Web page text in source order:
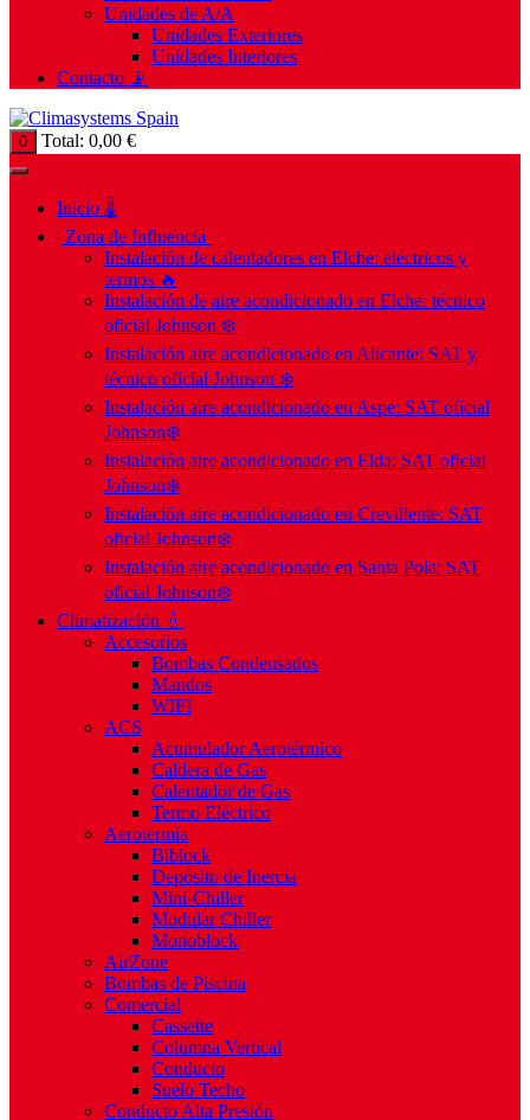
Unidades de A/A
Unidades Exteriores
Unidades Interiores
Contacto 📡
0 Total: 0,00 €
Inicio 🌡️
| Zona de Influencia |
Instalación de calentadores en Elche: eléctricos y
termos 🔥
Instalación de aire acondicionado en Elche: técnico
oficial Johnson ❄️
Instalación aire acondicionado en Alicante: SAT y
técnico oficial Johnson ❄️
Instalación aire acondicionado en Aspe: SAT oficial
Johnson❄️
Instalación aire acondicionado en Elda: SAT oficial
Johnson❄️
Instalación aire acondicionado en Crevillente: SAT
oficial Johnson❄️
Instalación aire acondicionado en Santa Pola: SAT
oficial Johnson❄️
Climatización 💧
Accesorios
Bombas Condensados
Mandos
WIFI
ACS
Acumulador Aerotérmico
Caldera de Gas
Calentador de Gas
Termo Eléctrico
Aerotermia
Biblock
Depósito de Inercia
Mini-Chiller
Modular Chiller
Monoblock
AirZone
Bombas de Piscina
Comercial
Cassette
Columna Vertical
Conducto
Suelo Techo
Conducto Alta Presión